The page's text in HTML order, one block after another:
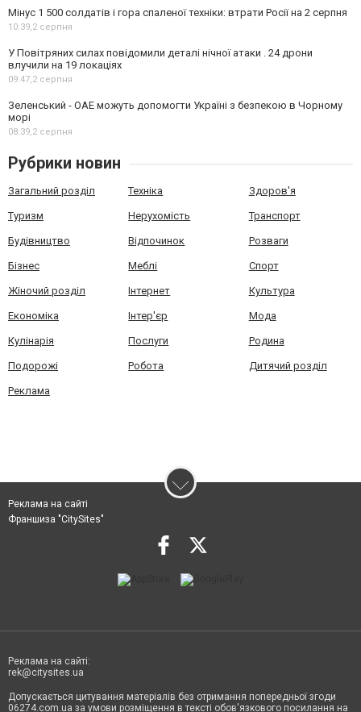
Мінус 1 500 солдатів і гора спаленої техніки: втрати Росії на 2 серпня
10:39,2 серпня
У Повітряних силах повідомили деталі нічної атаки . 24 дрони
влучили на 19 локаціях
09:47,2 серпня
Зеленський - ОАЕ можуть допомогти Україні з безпекою в Чорному
морі
08:39,2 серпня
Рубрики новин
Загальний розділ Техніка Здоров'я
Туризм Нерухомість Транспорт
Будівництво Відпочинок Розваги
Бізнес Меблі Спорт
Жіночий розділ Інтернет Культура
Економіка Інтер'єр Мода
Кулінарія Послуги Родина
Подорожі Робота Дитячий розділ
Реклама
Реклама на сайті
Франшиза "CitySites"
Реклама на сайті:
rek@citysites.ua
Допускається цитування матеріалів без отримання попередньої згоди
06274.com.ua за умови розміщення в тексті обов'язкового посилання на